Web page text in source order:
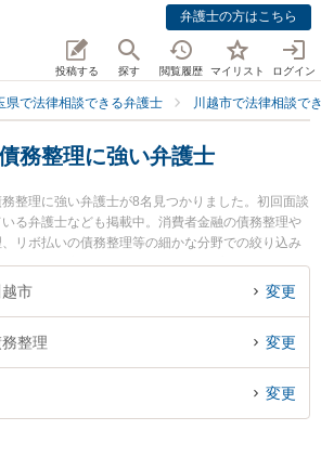
弁護士の方はこちら
投稿する 探す 閲覧履歴 マイリスト ログイン
県で法律相談できる弁護士 川越市で法律相談で
務整理に強い弁護士
整理に強い弁護士が8名見つかりました。初回面談
る弁護士なども掲載中。消費者金融の債務整理や
リボ払いの債務整理等の細かな分野での絞り込み
護士法人心 川越法律事務所の水野 高徳弁護士や南
弁護士、弁護士法人ポート 川越中央法律事務所の横
整理のトラブル解決の実績豊富な近くの弁護士を
で借金・債務整理を法律相談できる川越市内の弁
でお困りの相談者さんにおすすめです。
市 変更
整理 変更
変更